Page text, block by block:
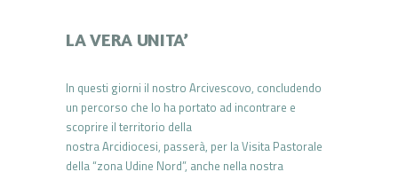
CONTATTI
LA VERA UNITA’
In questi giorni il nostro Arcivescovo, concludendo
un percorso che lo ha portato ad incontrare e
scoprire il territorio della
nostra Arcidiocesi, passerà, per la Visita Pastorale
della “zona Udine Nord”, anche nella nostra